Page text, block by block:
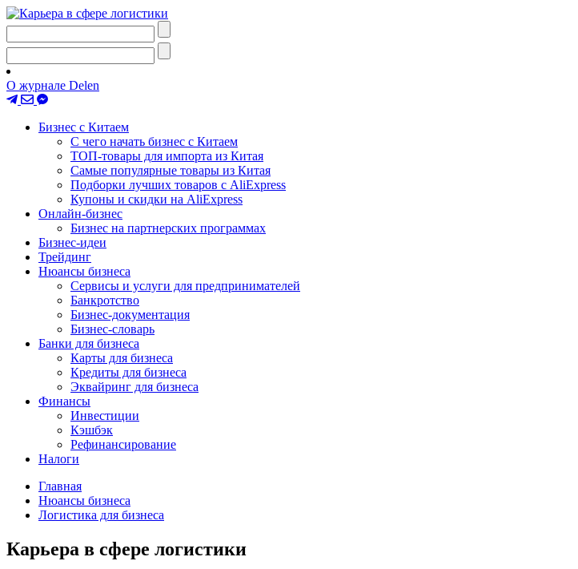
О журнале Delen
Бизнес с Китаем
С чего начать бизнес с Китаем
ТОП-товары для импорта из Китая
Самые популярные товары из Китая
Подборки лучших товаров с AliExpress
Купоны и скидки на AliExpress
Онлайн-бизнес
Бизнес на партнерских программах
Бизнес-идеи
Трейдинг
Нюансы бизнеса
Сервисы и услуги для предпринимателей
Банкротство
Бизнес-документация
Бизнес-словарь
Банки для бизнеса
Карты для бизнеса
Кредиты для бизнеса
Эквайринг для бизнеса
Финансы
Инвестиции
Кэшбэк
Рефинансирование
Налоги
Главная
Нюансы бизнеса
Логистика для бизнеса
Карьера в сфере логистики